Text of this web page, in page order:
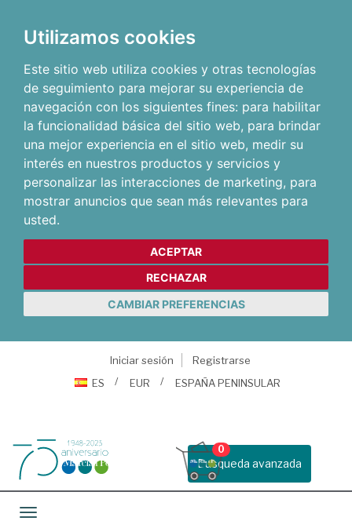
Utilizamos cookies
Este sitio web utiliza cookies y otras tecnologías
de seguimiento para mejorar su experiencia de
navegación con los siguientes fines: para habilitar
la funcionalidad básica del sitio web, para brindar
una mejor experiencia en el sitio web, medir su
interés en nuestros productos y servicios y
personalizar las interacciones de marketing, para
mostrar anuncios que sean más relevantes para
usted.
ACEPTAR
RECHAZAR
CAMBIAR PREFERENCIAS
Iniciar sesión
Registrarse
ES
EUR ESPAÑA PENINSULAR
Busqueda avanzada
0
Toggle navigation